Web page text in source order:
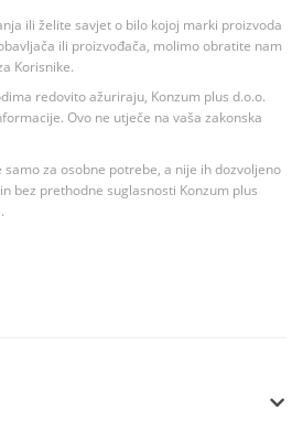
ili želite savjet o bilo kojoj marki proizvoda
ili proizvođača, molimo obratite nam
Korisnike.
redovito ažuriraju, Konzum plus d.o.o.
Ovo ne utječe na vaša zakonska
za osobne potrebe, a nije ih dozvoljeno
bez prethodne suglasnosti Konzum plus